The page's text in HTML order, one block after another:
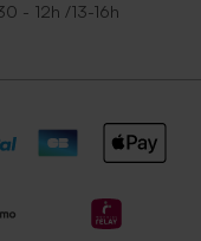
- 12h /13-16h